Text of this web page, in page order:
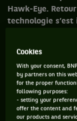
Hawk-Eye.
technologie s’est
C’est lors de
Miami qu’a
fois sur le
la manière
vingt-et-
Cookies
With your consent,
by partners on this
for the proper
following purposes:
- setting your
offer the content and
our products and